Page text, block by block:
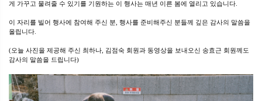
게 가꾸고 물려줄 수 있기를 기원하는 이 행사는 매년 이른 봄에 열리고 있습니다.
이 자리를 빌어 행사에 참여해 주신 분, 행사를 준비해주신 분들께 깊은 감사의 말씀을
올립니다.
(오늘 사진을 제공해 주신 최하나, 김점숙 회원과 동영상을 보내오신 송효근 회원께도
감사의 말씀을 드립니다)